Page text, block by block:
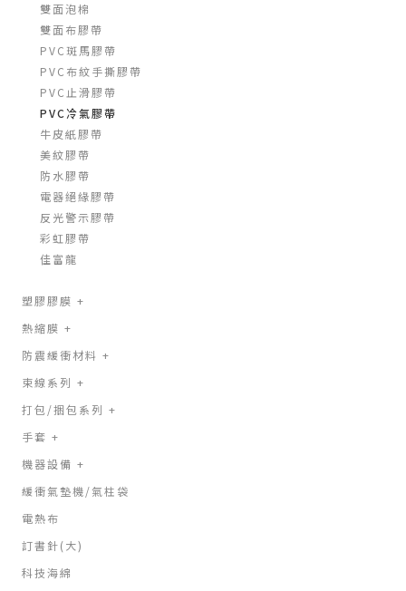
雙面泡棉
雙面布膠帶
PVC斑馬膠帶
PVC布紋手撕膠帶
PVC止滑膠帶
PVC冷氣膠帶
牛皮紙膠帶
美紋膠帶
防水膠帶
電器絕緣膠帶
反光警示膠帶
彩虹膠帶
佳富龍
塑膠膠膜 +
熱縮膜 +
防震緩衝材料 +
束線系列 +
打包/捆包系列 +
手套 +
機器設備 +
緩衝氣墊機/氣柱袋
電熱布
訂書針(大)
科技海綿